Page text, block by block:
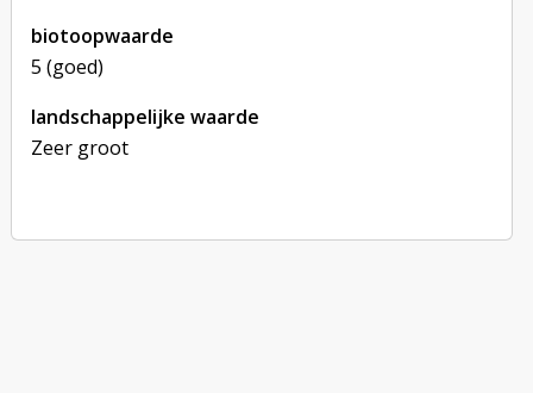
biotoopwaarde
5 (goed)
landschappelijke waarde
Zeer groot